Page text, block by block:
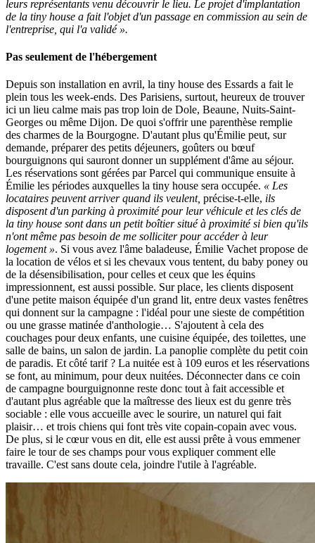
leurs représentants venu découvrir le lieu. Le projet d'implantation
de la tiny house a fait l'objet d'un passage en commission au sein de
l'entreprise, qui l'a validé ».
Pas seulement de l'hébergement
Depuis son installation en avril, la tiny house des Essards a fait le
plein tous les week-ends. Des Parisiens, surtout, heureux de trouver
ici un lieu calme mais pas trop loin de Dole, Beaune, Nuits-Saint-
Georges ou même Dijon. De quoi s'offrir une parenthèse remplie
des charmes de la Bourgogne. D'autant plus qu'Émilie peut, sur
demande, préparer des petits déjeuners, goûters ou bœuf
bourguignons qui sauront donner un supplément d'âme au séjour.
Les réservations sont gérées par Parcel qui communique ensuite à
Émilie les périodes auxquelles la tiny house sera occupée. « Les
locataires peuvent arriver quand ils veulent, précise-t-elle, ils
disposent d'un parking à proximité pour leur véhicule et les clés de
la tiny house sont dans un petit boîtier situé à proximité si bien qu'ils
n'ont même pas besoin de me solliciter pour accéder à leur
logement ». Si vous avez l'âme baladeuse, Émilie Vachet propose de
la location de vélos et si les chevaux vous tentent, du baby poney ou
de la désensibilisation, pour celles et ceux que les équins
impressionnent, est aussi possible. Sur place, les clients disposent
d'une petite maison équipée d'un grand lit, entre deux vastes fenêtres
qui donnent sur la campagne : l'idéal pour une sieste de compétition
ou une grasse matinée d'anthologie… S'ajoutent à cela des
couchages pour deux enfants, une cuisine équipée, des toilettes, une
salle de bains, un salon de jardin. La panoplie complète du petit coin
de paradis. Et côté tarif ? La nuitée est à 109 euros et les réservations
se font, au minimum, pour deux nuitées. Déconnecter dans ce coin
de campagne bourguignonne reste donc tout à fait accessible et
d'autant plus agréable que la maîtresse des lieux est du genre très
sociable : elle vous accueille avec le sourire, un naturel qui fait
plaisir… et trois chiens qui font très vite copain-copain avec vous.
De plus, si le cœur vous en dit, elle est aussi prête à vous emmener
faire le tour de ses champs pour vous expliquer comment elle
travaille. C'est sans doute cela, joindre l'utile à l'agréable.